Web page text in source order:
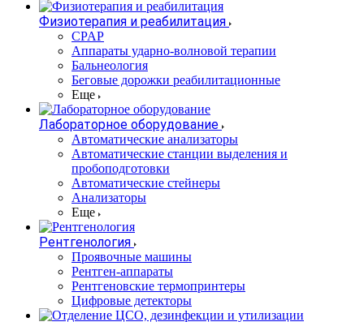
Физиотерапия и реабилитация
CPAP
Аппараты ударно-волновой терапии
Бальнеология
Беговые дорожки реабилитационные
Еще
Лабораторное оборудование
Автоматические анализаторы
Автоматические станции выделения и
пробоподготовки
Автоматические стейнеры
Анализаторы
Еще
Рентгенология
Проявочные машины
Рентген-аппараты
Рентгеновские термопринтеры
Цифровые детекторы